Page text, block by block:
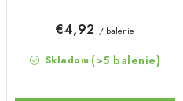
Skladom (>5 balenie)
€4,92 / balenie